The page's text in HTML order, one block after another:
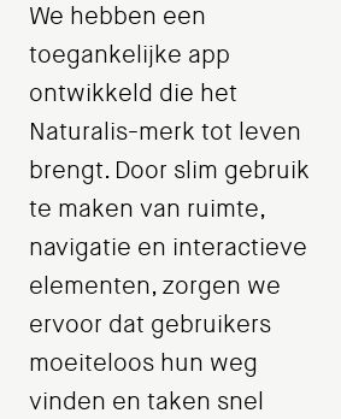
We hebben een
toegankelijke app
ontwikkeld die het
Naturalis-merk tot leven
brengt. Door slim gebruik
te maken van ruimte,
navigatie en interactieve
elementen, zorgen we
ervoor dat gebruikers
moeiteloos hun weg
vinden en taken snel